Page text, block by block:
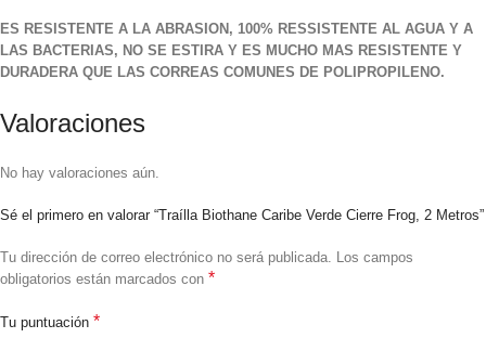
ES RESISTENTE A LA ABRASION, 100% RESSISTENTE AL AGUA Y A
LAS BACTERIAS, NO SE ESTIRA Y ES MUCHO MAS RESISTENTE Y
DURADERA QUE LAS CORREAS COMUNES DE POLIPROPILENO.
Valoraciones
No hay valoraciones aún.
Sé el primero en valorar “Traílla Biothane Caribe Verde Cierre Frog, 2 Metros”
Tu dirección de correo electrónico no será publicada. Los campos
obligatorios están marcados con *
Tu puntuación *